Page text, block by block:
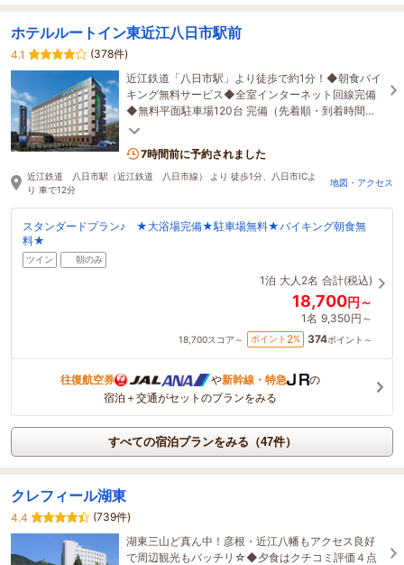
ホテルルートイン東近江八日市駅前
4.1
(378件)
近江鉄道「八日市駅」より徒歩で約1分！◆朝食バイ
キング無料サービス◆全室インターネット回線完備
◆無料平面駐車場120台 完備（先着順・到着時間に
よっては徒歩5～10分の駐車場になります）
7時間前に予約されました
近江鉄道 八日市駅（近江鉄道 八日市線） より 徒歩1分、八日市ICよ
り 車で12分
地図・アクセス
スタンダードプラン♪ ★大浴場完備★駐車場無料★バイキング朝食無
料★
ツイン 朝のみ
1泊 大人2名 合計(税込)
18,700円～
1名 9,350円～
18,700スコア～ ポイント 2% 374ポイント～
往復航空券 や新幹線・特急
の
宿泊＋交通がセットのプランをみる
すべての宿泊プランをみる（47件）
クレフィール湖東
4.4
(739件)
湖東三山ど真ん中！彦根・近江八幡もアクセス良好
で周辺観光もバッチリ☆◆夕食はクチコミ評価４点